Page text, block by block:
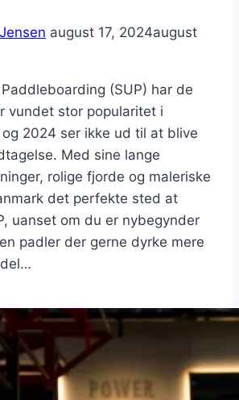
august 17, 2024august
(SUP) har de
vundet stor popularitet i
og 2024 ser ikke ud til at blive
Med sine lange
rolige fjorde og maleriske
det perfekte sted at
uanset om du er nybegynder
padler der gerne dyrke mere